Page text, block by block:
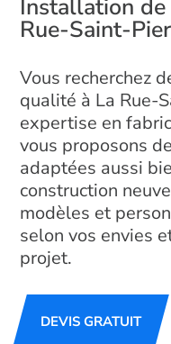
Installation de
Rue-Saint-
Vous recherchez
qualité à La Rue-
expertise en
vous proposons
adaptées aussi
construction
modèles et
selon vos envies
projet.
DEVIS GRATUIT